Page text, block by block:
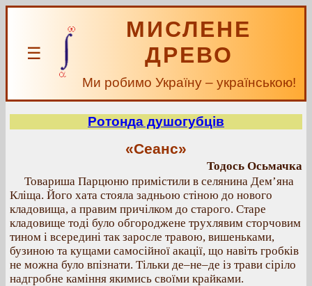
☰
МИСЛЕНЕ
ДРЕВО
Ми робимо Україну – українською!
Ротонда душогубців
«Сеанс»
Тодось Осьмачка
Товариша Парцюню примістили в селянина Дем’яна
Кліща. Його хата стояла задньою стіною до нового
кладовища, а правим причілком до старого. Старе
кладовище тоді було обгороджене трухлявим сторчовим
тином і всередині так заросле травою, вишеньками,
бузиною та кущами самосійної акації, що навіть гробків
не можна було впізнати. Тільки де–не–де із трави сіріло
надгробне каміння якимись своїми крайками.